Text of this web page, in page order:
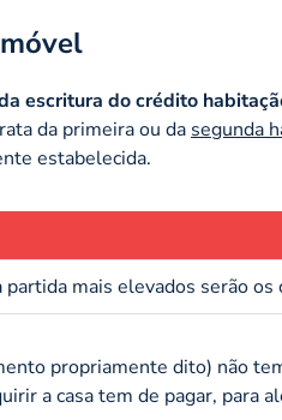
escritura do crédito
da primeira ou da segunda
estabelecida.
mais elevados serão
propriamente dito) não
a casa tem de pagar, para